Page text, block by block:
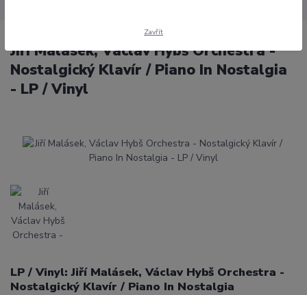
Jiří Malásek, Václav Hybš Orchestra -
Nostalgický Klavír / Piano In Nostalgia
- LP / Vinyl
LP / Vinyl: Jiří Malásek, Václav Hybš Orchestra -
Nostalgický Klavír / Piano In Nostalgia
Zavřít